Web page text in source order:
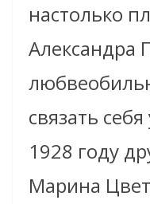
настолько
Александра
связать
1928 году
Марина